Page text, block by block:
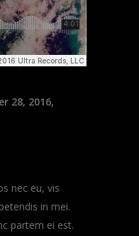
28, 2016
nec eu, vis
in mei.
partem ei est.